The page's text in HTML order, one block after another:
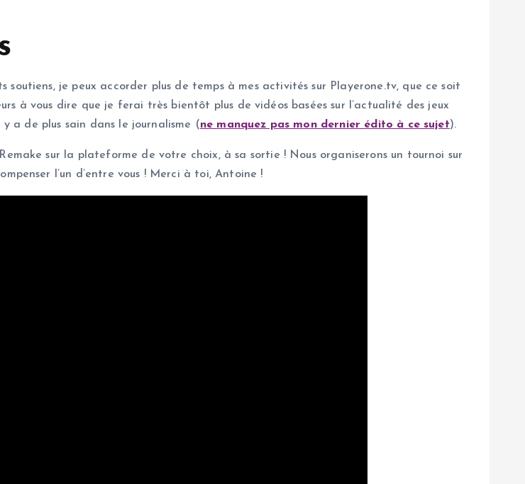
soutiens, je peux accorder plus de temps à mes activités sur Playerone.tv, que ce soit
à vous dire que je ferai très bientôt plus de vidéos basées sur l’actualité des jeux
y a de plus sain dans le journalisme (ne manquez pas mon dernier édito à ce sujet).
sur la plateforme de votre choix, à sa sortie ! Nous organiserons un tournoi sur
l’un d’entre vous ! Merci à toi, Antoine !